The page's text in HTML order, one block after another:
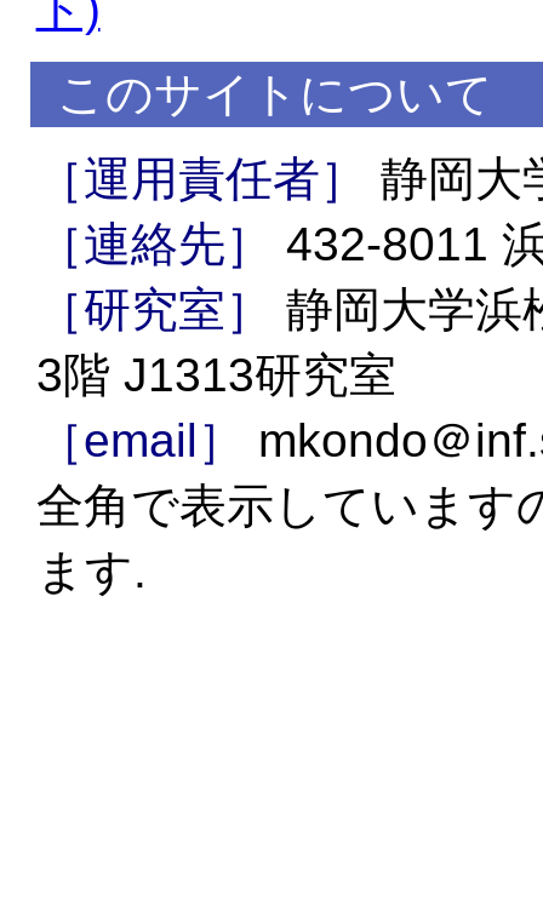
このサイトについて
［運用責任者］
静岡大
［連絡先］
432-8011
［研究室］
静岡大学浜
3階 J1313研究室
［email］
mkondo＠
全角で表示しています
ます.